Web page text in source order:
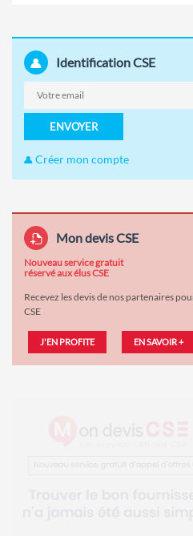
Identification CSE
ENVOYER
Créer mon compte
Mon devis CSE
Nouveau service gratuit
réservé aux élus CSE
Recevez les devis de nos partenaires
CSE
J'EN PROFITE EN SAVOIR +